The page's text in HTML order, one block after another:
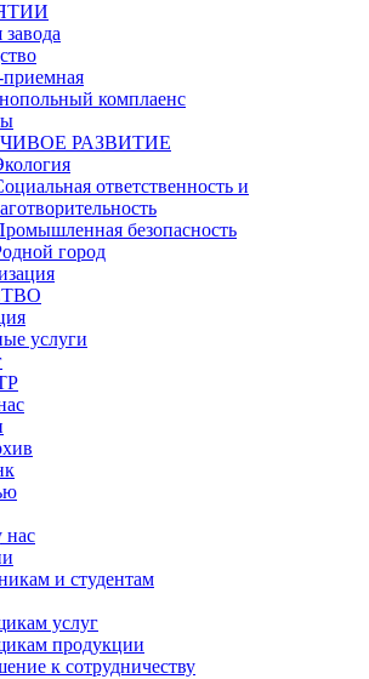
комплаенс
РАЗВИТИЕ
ответственность и
безопасность
город
услуги
нас
и студентам
услуг
продукции
к сотрудничеству